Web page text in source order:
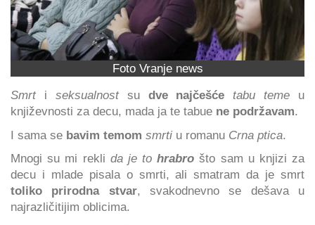
Foto Vranje news
Smrti seksualnostsu dve najčešće tabu teme u
književnosti za decu, mada ja te tabue ne podržavam.
I sama se bavim temom smrti u romanu Crna ptica.
Mnogi su mi rekli da je tohrabro što sam u knjizi za
decu i mlade pisala o smrti, ali smatram da je smrt
toliko prirodna stvar, svakodnevno se dešava u
najrazličitijim oblicima.